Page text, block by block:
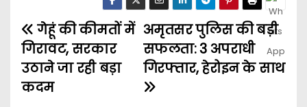
अमृतसर पुलिस की बड़ी
सफलता: 3 अपराधी
गिरफ्तार, हेरोइन के साथ
गेहूं की कीमतों में
गिरावट, सरकार
उठाने जा रही बड़ा
कदम